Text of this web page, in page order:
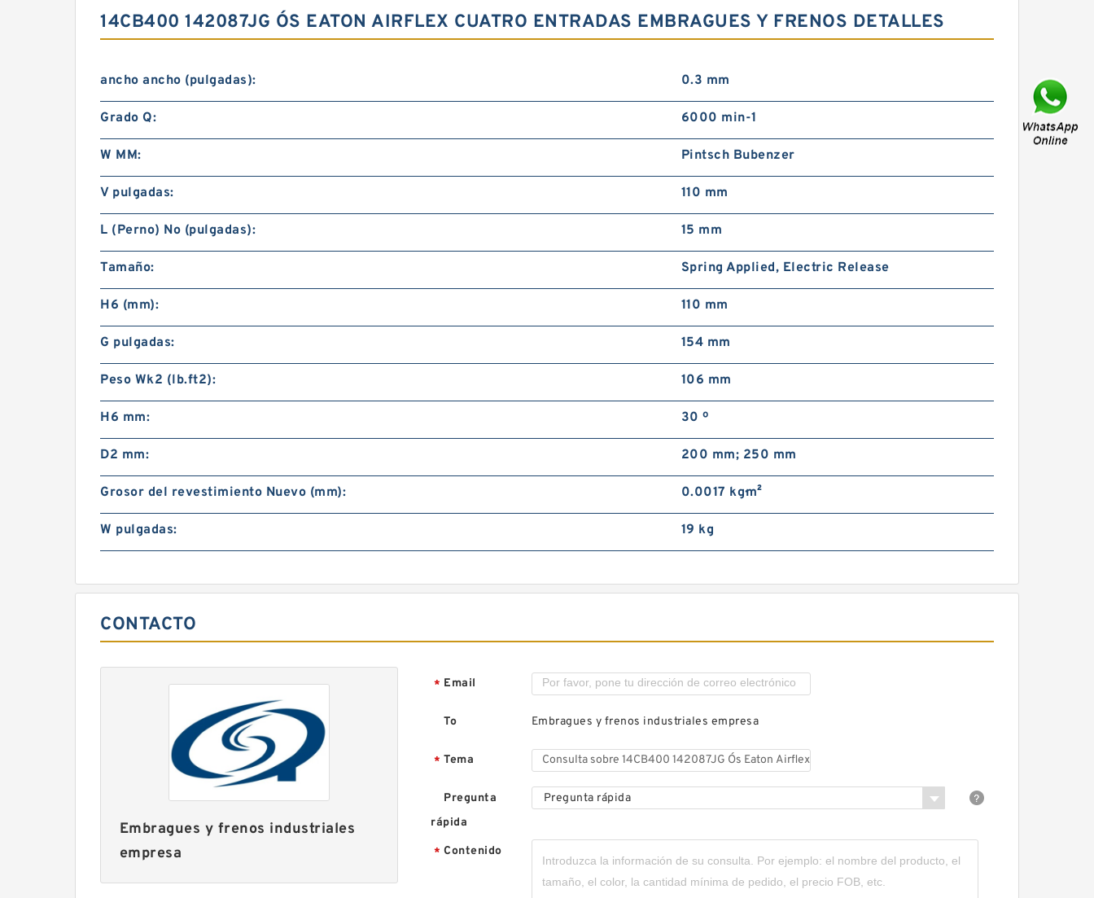
22CB500 142266KP Eaton
Embragues y frenos
Embragues y frenos
Airflex Cuatro entradas
16CB500 142211KP Eaton
14CB400 142087JG ÓS EATON AIRFLEX CUATRO ENTRADAS EMBRAGUES Y FRENOS DETALLES
ancho ancho (pulgadas): 0.3 mm
Grado Q: 6000 min-1
W MM: Pintsch Bubenzer
V pulgadas: 110 mm
L (Perno) No (pulgadas): 15 mm
Tamaño: Spring Applied, Electric Release
H6 (mm): 110 mm
G pulgadas: 154 mm
Peso Wk2 (lb.ft2): 106 mm
H6 mm: 30 º
D2 mm: 200 mm; 250 mm
Grosor del revestimiento Nuevo (mm): 0.0017 kg·m²
W pulgadas: 19 kg
CONTACTO
Embragues y frenos industriales
empresa
* Email
To Embragues y frenos industriales empresa
* Tema
Pregunta
rápida
Pregunta rápida
* Contenido